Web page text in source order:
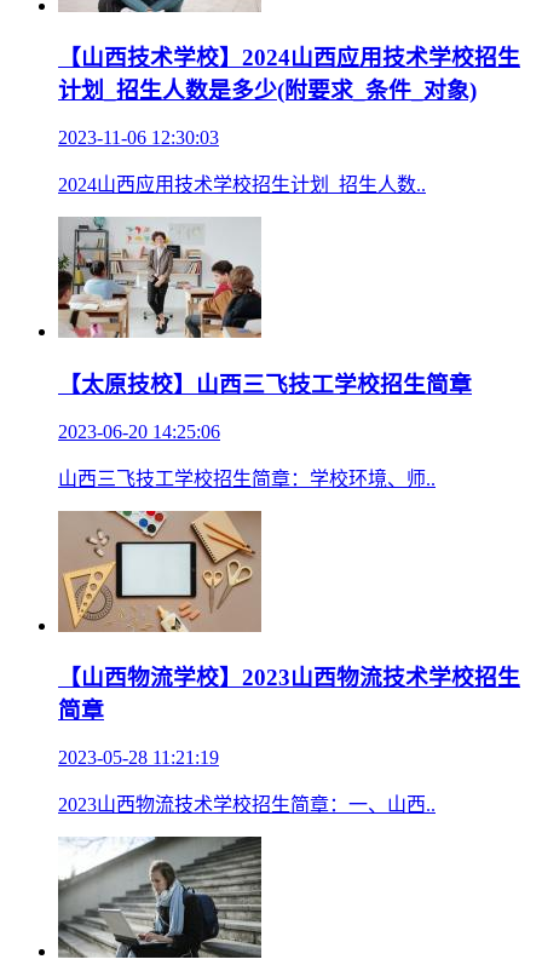
【山西技术学校】2024山西应用技术学校招生
计划_招生人数是多少(附要求_条件_对象)
2023-11-06 12:30:03
2024山西应用技术学校招生计划_招生人数..
【太原技校】山西三飞技工学校招生简章
2023-06-20 14:25:06
山西三飞技工学校招生简章：学校环境、师..
【山西物流学校】2023山西物流技术学校招生
简章
2023-05-28 11:21:19
2023山西物流技术学校招生简章：一、山西..